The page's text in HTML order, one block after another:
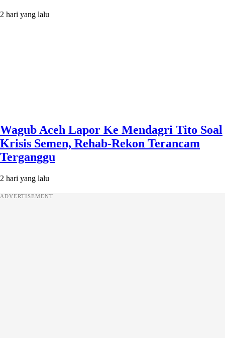
2 hari yang lalu
Wagub Aceh Lapor Ke Mendagri Tito Soal
Krisis Semen, Rehab-Rekon Terancam
Terganggu
2 hari yang lalu
ADVERTISEMENT